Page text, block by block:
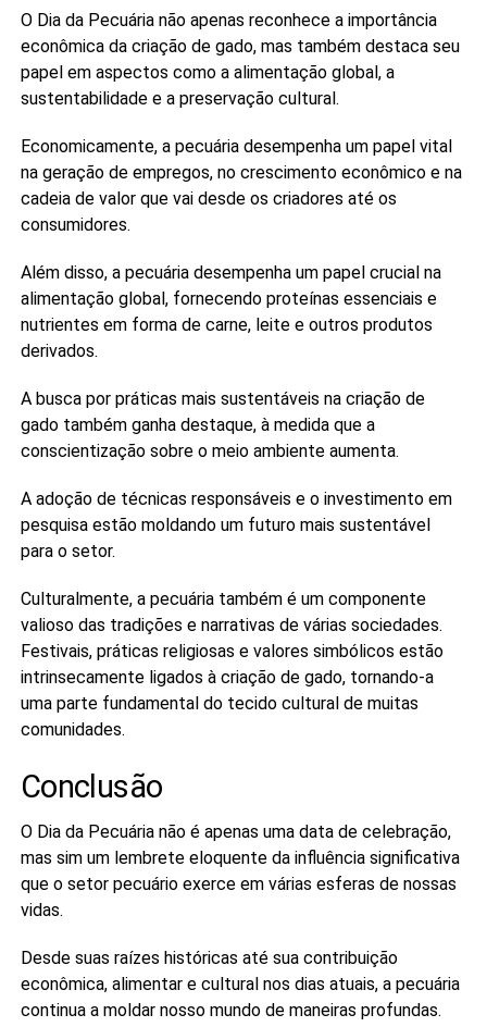
O Dia da Pecuária não apenas reconhece a importância
econômica da criação de gado, mas também destaca seu
papel em aspectos como a alimentação global, a
sustentabilidade e a preservação cultural.
Economicamente, a pecuária desempenha um papel vital
na geração de empregos, no crescimento econômico e na
cadeia de valor que vai desde os criadores até os
consumidores.
Além disso, a pecuária desempenha um papel crucial na
alimentação global, fornecendo proteínas essenciais e
nutrientes em forma de carne, leite e outros produtos
derivados.
A busca por práticas mais sustentáveis na criação de
gado também ganha destaque, à medida que a
conscientização sobre o meio ambiente aumenta.
A adoção de técnicas responsáveis e o investimento em
pesquisa estão moldando um futuro mais sustentável
para o setor.
Culturalmente, a pecuária também é um componente
valioso das tradições e narrativas de várias sociedades.
Festivais, práticas religiosas e valores simbólicos estão
intrinsecamente ligados à criação de gado, tornando-a
uma parte fundamental do tecido cultural de muitas
comunidades.
Conclusão
O Dia da Pecuária não é apenas uma data de celebração,
mas sim um lembrete eloquente da influência significativa
que o setor pecuário exerce em várias esferas de nossas
vidas.
Desde suas raízes históricas até sua contribuição
econômica, alimentar e cultural nos dias atuais, a pecuária
continua a moldar nosso mundo de maneiras profundas.